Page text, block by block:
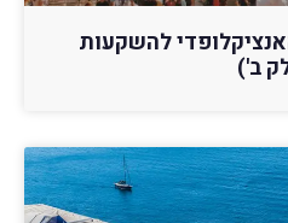
האנציקלופדי להשקעות
ב')